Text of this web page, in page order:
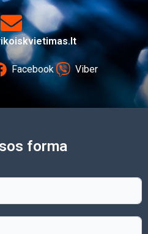
Facebook Viber
forma